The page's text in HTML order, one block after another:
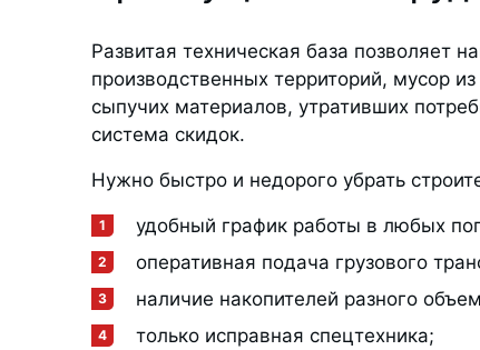
Развитая техническая база позволяет
производственных территорий, мусор из
сыпучих материалов, утративших
система скидок.
Нужно быстро и недорого убрать
удобный график работы в любых
оперативная подача грузового
наличие накопителей разного
только исправная спецтехника;